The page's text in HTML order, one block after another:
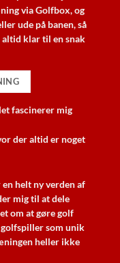
via Golfbox, og
ude på banen, så
altid klar til en snak
fascinerer mig
der altid er noget
helt ny verden af
mig til at dele
om at gøre golf
golfspiller som unik
heller ikke